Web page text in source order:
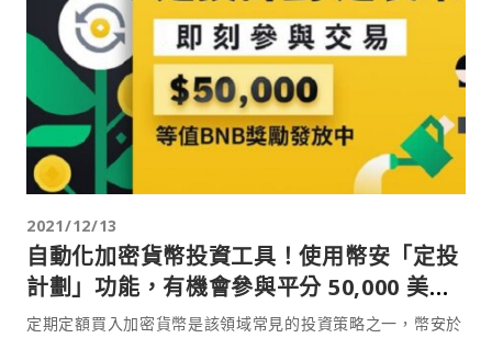
2021/12/13
自動化加密貨幣投資工具！使用幣安「定投
計劃」功能，有機會參與平分 50,000 美元
等值 BNB
定期定額買入加密貨幣是該領域常見的投資策略之一，幣安於